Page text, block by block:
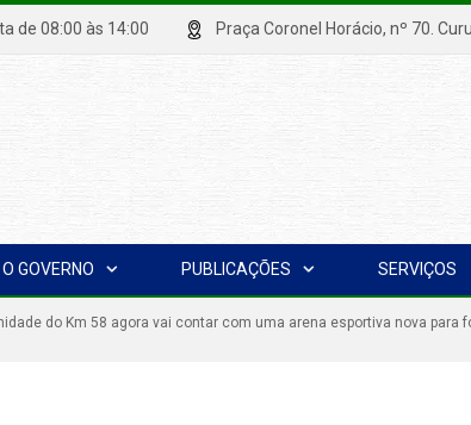
de 08:00 às 14:00 Praça Coronel Horácio, nº 70.
O GOVERNO PUBLICAÇÕES SERVIÇOS
do Km 58 agora vai contar com uma arena esportiva nova